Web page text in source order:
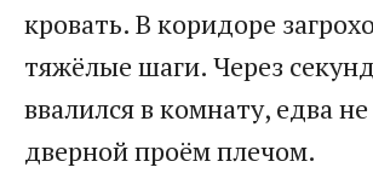
кровать. В коридоре
тяжёлые шаги. Через
ввалился в комнату, едва
дверной проём плечом.